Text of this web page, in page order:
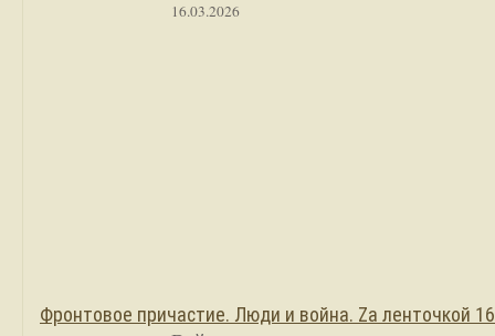
16.03.2026
Фронтовое причастие. Люди и война. Zа ленточкой